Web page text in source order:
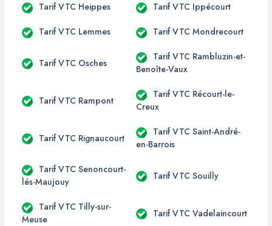
Tarif VTC Heippes Tarif VTC Ippécourt
Tarif VTC Lemmes Tarif VTC Mondrecourt
Tarif VTC Osches
Tarif VTC Rambluzin-et-
Benoîte-Vaux
Tarif VTC Rampont
Tarif VTC Récourt-le-
Creux
Tarif VTC Rignaucourt
Tarif VTC Saint-André-
en-Barrois
Tarif VTC Senoncourt-
lés-Maujouy
Tarif VTC Souilly
Tarif VTC Tilly-sur-
Meuse
Tarif VTC Vadelaincourt